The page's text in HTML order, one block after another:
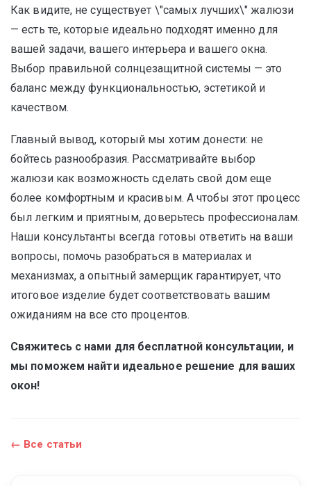
Как видите, не существует \"самых лучших\" жалюзи
— есть те, которые идеально подходят именно для
вашей задачи, вашего интерьера и вашего окна.
Выбор правильной солнцезащитной системы — это
баланс между функциональностью, эстетикой и
качеством.
Главный вывод, который мы хотим донести: не
бойтесь разнообразия. Рассматривайте выбор
жалюзи как возможность сделать свой дом еще
более комфортным и красивым. А чтобы этот процесс
был легким и приятным, доверьтесь профессионалам.
Наши консультанты всегда готовы ответить на ваши
вопросы, помочь разобраться в материалах и
механизмах, а опытный замерщик гарантирует, что
итоговое изделие будет соответствовать вашим
ожиданиям на все сто процентов.
Свяжитесь с нами для бесплатной консультации, и
мы поможем найти идеальное решение для ваших
окон!
← Все статьи